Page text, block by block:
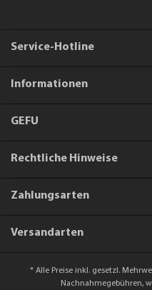
Service-Hotline
Informationen
GEFU
Rechtliche Hinweise
Zahlungsarten
Versandarten
* Alle Preise inkl. gesetzl.
Nachnahmegebühren,